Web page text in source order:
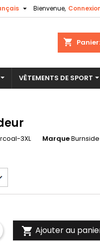
Bienvenue,

shopping_cart Panier:
VÊTEMENTS DE SPORT
3XL MarqueBurnside
 Ajouter au